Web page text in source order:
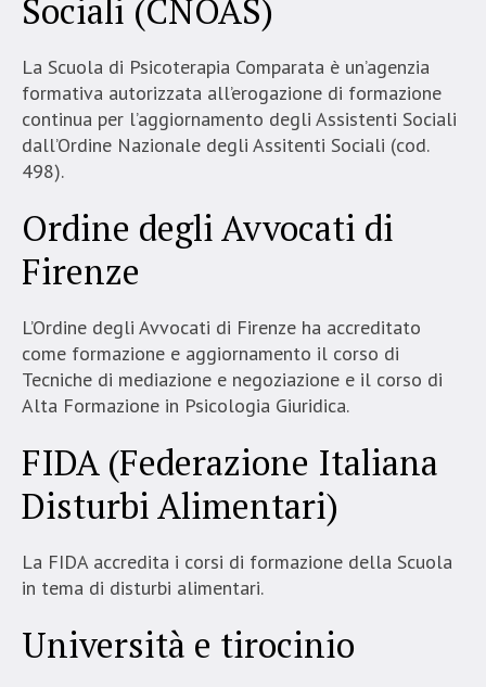
Sociali (CNOAS)
La Scuola di Psicoterapia Comparata è un’agenzia
formativa autorizzata all’erogazione di formazione
continua per l’aggiornamento degli Assistenti Sociali
dall’Ordine Nazionale degli Assitenti Sociali (cod.
498).
Ordine degli Avvocati di
Firenze
L’Ordine degli Avvocati di Firenze ha accreditato
come formazione e aggiornamento il corso di
Tecniche di mediazione e negoziazione e il corso di
Alta Formazione in Psicologia Giuridica.
FIDA (Federazione Italiana
Disturbi Alimentari)
La FIDA accredita i corsi di formazione della Scuola
in tema di disturbi alimentari.
Università e tirocinio